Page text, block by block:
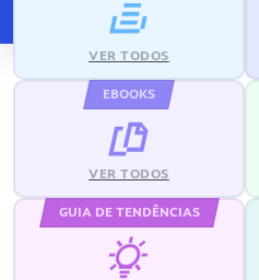
VER TODOS
EBOOKS
VER TODOS
GUIA DE TENDÊNCIAS